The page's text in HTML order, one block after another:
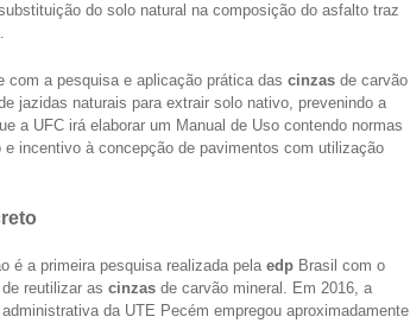
do solo natural na composição do asfalto traz
com a pesquisa e aplicação prática das cinzas de carvão
jazidas naturais para extrair solo nativo, prevenindo a
a UFC irá elaborar um Manual de Uso contendo normas
incentivo à concepção de pavimentos com utilização
é a primeira pesquisa realizada pela edp Brasil com o
reutilizar as cinzas de carvão mineral. Em 2016, a
da UTE Pecém empregou aproximadamente